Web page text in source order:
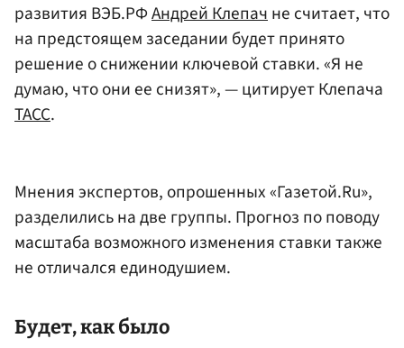
развития ВЭБ.РФАндрей Клепачне считает, что
на предстоящем заседании будет принято
решение о снижении ключевой ставки. «Я не
думаю, что они ее снизят», — цитирует Клепача
ТАСС.
Мнения экспертов, опрошенных «Газетой.Ru»,
разделились на две группы. Прогноз по поводу
масштаба возможного изменения ставки также
не отличался единодушием.
Будет, как было